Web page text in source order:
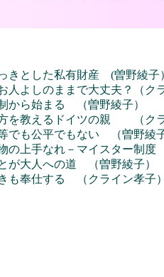
きとした私有財産 (曽野綾子
人よしのままで大丈夫？（ク
から始まる （曽野綾子）
を教えるドイツの親 （クラ
でも公平でもない （曽野綾子
の上手なれ－マイスター制度
が大人への道 （曽野綾子）
も奉仕する （クライン孝子）